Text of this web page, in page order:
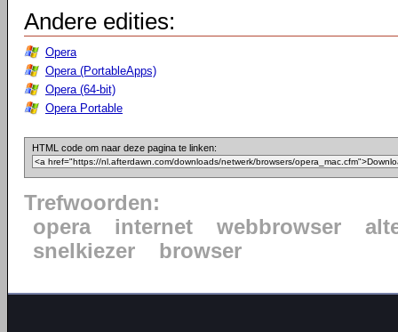
Andere edities:
Opera
Opera (PortableApps)
Opera (64-bit)
Opera Portable
HTML code om naar deze pagina te linken:
Trefwoorden:
opera
internet webbrowser
snelkiezer
browser